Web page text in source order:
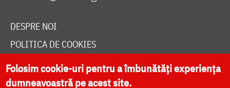
DESPRE NOI
POLITICA DE COOKIES
DONEAZĂ ONLINE PENTRU CATEDRALA NAȚIONALĂ
Folosim cookie-uri pentru a îmbunătăți experiența
dumneavoastră pe acest site.